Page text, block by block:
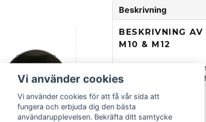
Beskrivning
BESKRIVNING
M10 & M12
Styrled till
mopedbilar. Passar till
Casalini M10 och M12
Längd: 25cm
Vi använder cookies
Vi använder cookies för att få vår sida att
fungera och erbjuda dig den bästa
användarupplevelsen. Bekräfta ditt samtycke